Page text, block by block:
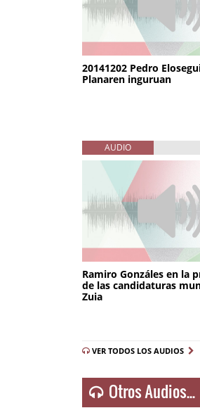
20141202 Pedro
Planaren inguruan
AUDIO
Ramiro Gonzáles en la
de las candidaturas
Zuia
VER TODOS LOS AUDIOS
Otros Audios...